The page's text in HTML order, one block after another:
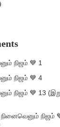
நிஜம் 💙 1
நிஜம் 💙 4
நிஜம் 💙 13
நினைவெனும் நிஜம்